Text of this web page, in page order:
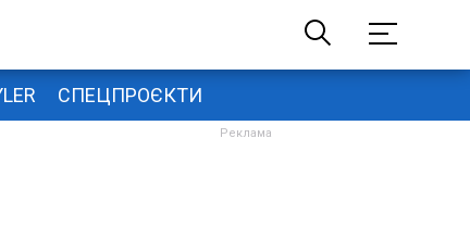
СПЕЦПРОЄКТИ